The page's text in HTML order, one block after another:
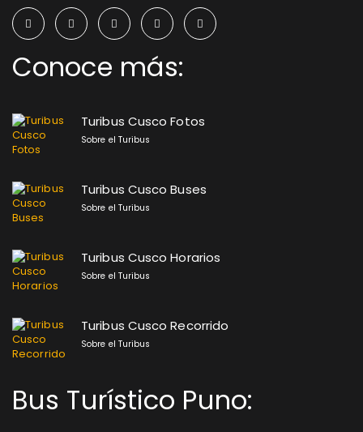
Conoce más:
Turibus Cusco Fotos
Sobre el Turibus
Turibus Cusco Buses
Sobre el Turibus
Turibus Cusco Horarios
Sobre el Turibus
Turibus Cusco Recorrido
Sobre el Turibus
Bus Turístico Puno: